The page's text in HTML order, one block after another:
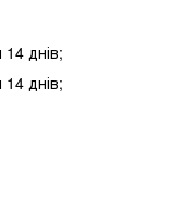
днів;
днів;